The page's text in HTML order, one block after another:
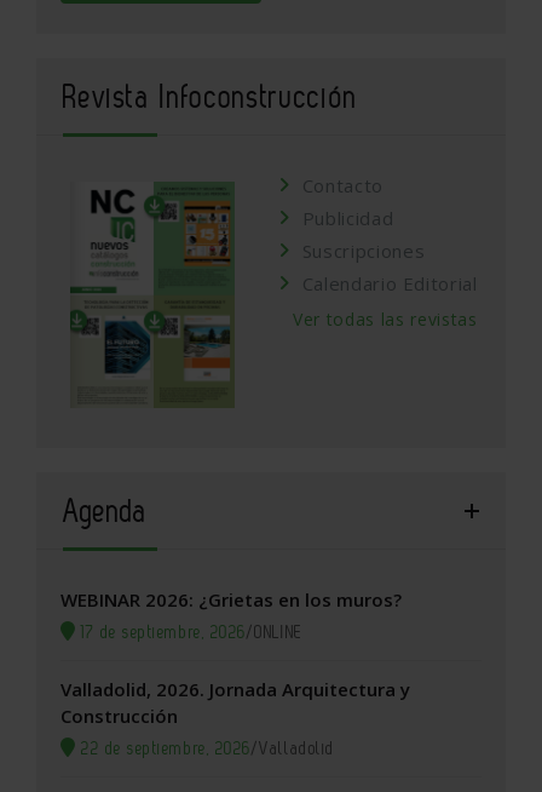
Revista Infoconstrucción
Contacto
Publicidad
Suscripciones
Calendario Editorial
Ver todas las revistas
Agenda
WEBINAR 2026: ¿Grietas en los muros?
17 de septiembre, 2026/ONLINE
Valladolid, 2026. Jornada Arquitectura y
Construcción
22 de septiembre, 2026/Valladolid